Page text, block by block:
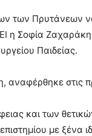
των Πρυτάνεων να
η Σοφία
Παιδείας.
αναφέρθηκε στις
και των
με ξένα